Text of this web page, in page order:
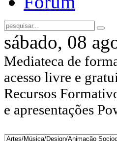
sábado, 08
Mediateca de
acesso livre e
Recursos
e apresentações